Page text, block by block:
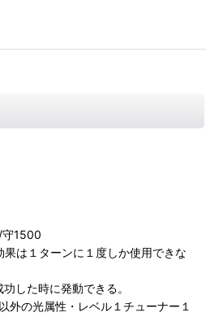
1500
果は１ターンに１度しか使用できな
した時に発動できる。
外の光属性・レベル１チューナー１